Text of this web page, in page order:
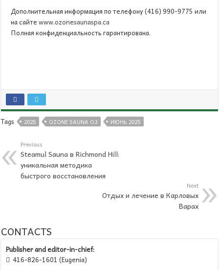
Дополнительная информация по телефону (416) 990-9775 или
на сайтеwww.ozonesaunaspa.ca
Полная конфиденциальность гарантирована.
Tags 2025 OZONE SAUNA O3 ИЮНЬ 2025
Previous
Steamul Sauna в Richmond Hill:
уникальная методика
быстрого восстановления
Next
Отдых и лечение в Карловых
Варах
CONTACTS
Publisher and editor-in-chief:
 416-826-1601 (Eugenia)